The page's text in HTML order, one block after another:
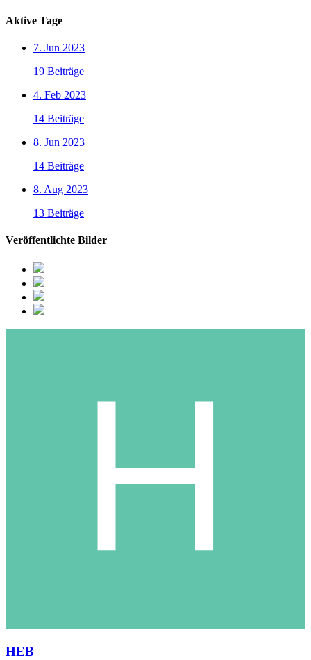
Aktive Tage
7. Jun 2023
19 Beiträge
4. Feb 2023
14 Beiträge
8. Jun 2023
14 Beiträge
8. Aug 2023
13 Beiträge
Veröffentlichte Bilder
HEB